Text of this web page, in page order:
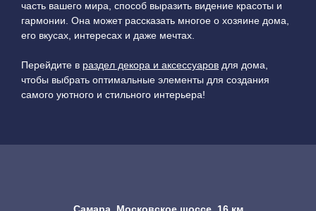
часть вашего мира, способ выразить видение красоты и
гармонии. Она может рассказать многое о хозяине дома,
его вкусах, интересах и даже мечтах.
Перейдите в раздел декора и аксессуаров для дома,
чтобы выбрать оптимальные элементы для создания
самого уютного и стильного интерьера!